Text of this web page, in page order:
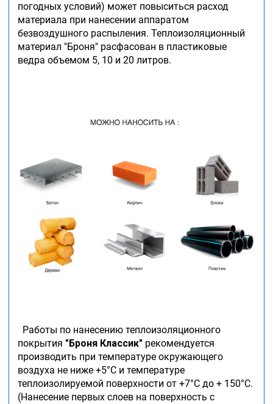
погодных условий) может повыситься расход
материала при нанесении аппаратом
безвоздушного распыления. Теплоизоляционный
материал "Броня" расфасован в пластиковые
ведра объемом 5, 10 и 20 литров.
Работы по нанесению теплоизоляционного
покрытия "Броня Классик" рекомендуется
производить при температуре окружающего
воздуха не ниже +5°С и температуре
теплоизолируемой поверхности от +7°С до + 150°С.
(Нанесение первых слоев на поверхность с